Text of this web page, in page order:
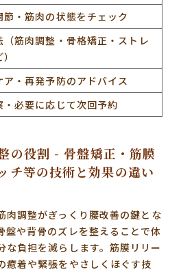
節・筋肉の状態をチェック
（筋肉調整・骨格矯正・ストレ
ア・再発予防のアドバイス
・必要に応じて次回予約
の役割 - 骨盤矯正・筋膜
チ等の技術と効果の違い
肉調整がぎっくり腰改善の鍵とな
盤や背骨のズレを整えることで体
な負担を減らします。筋膜リリー
癒着や緊張をやさしくほぐす技